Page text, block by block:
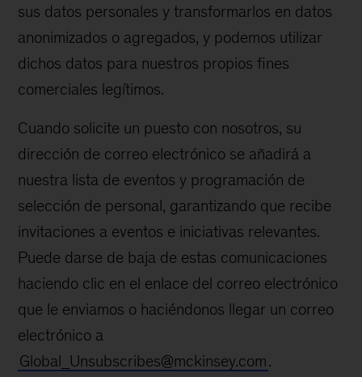
sus datos personales y transformarlos en datos
anonimizados o agregados, y podemos utilizar
dichos datos para nuestros propios fines
comerciales legítimos.
Cuando solicite un puesto con nosotros, su
dirección de correo electrónico se añadirá a
nuestra lista de eventos y programación de
selección de personal, garantizando que recibe
invitaciones a eventos e iniciativas relevantes.
Puede darse de baja de estas comunicaciones
haciendo clic en el enlace del correo electrónico
que le enviamos o haciéndonos llegar un correo
electrónico a
Global_Unsubscribes@mckinsey.com.